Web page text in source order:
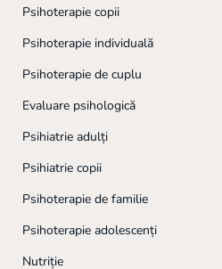
Psihoterapie copii
Psihoterapie individuală
Psihoterapie de cuplu
Evaluare psihologică
Psihiatrie adulți
Psihiatrie copii
Psihoterapie de familie
Psihoterapie adolescenți
Nutriție